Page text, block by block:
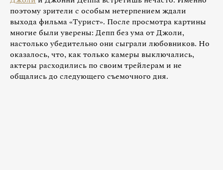
поэтому зрители с особым нетерпением ждали
выхода фильма «Турист». После просмотра картины
многие были уверены: Депп без ума от Джоли,
настолько убедительно они сыграли любовников. Но
оказалось, что, как только камеры выключались,
актеры расходились по своим трейлерам и не
общались до следующего съемочного дня.